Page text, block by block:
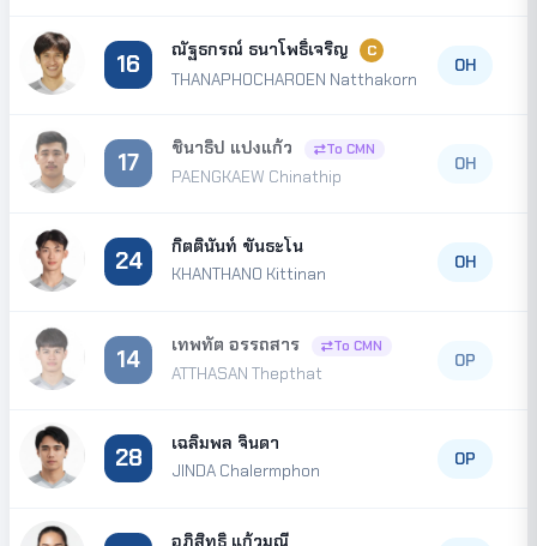
16 ณัฐธกรณ์ ธนาโพธิ์เจริญ C
THANAPHOCHAROEN Natthakorn
OH
17 ชินาธิป แปงแก้ว To CMN
PAENGKAEW Chinathip
OH
24 กิตตินันท์ ขันธะโน
KHANTHANO Kittinan
OH
14 เทพทัต อรรถสาร To CMN
ATTHASAN Thepthat
OP
28 เฉลิมพล จินดา
JINDA Chalermphon
OP
อภิสิทธิ์ แก้วมณี